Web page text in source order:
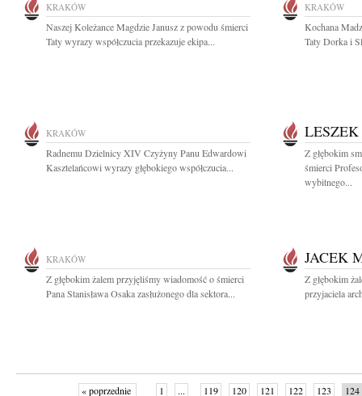
KRAKÓW
Naszej Koleżance Magdzie Janusz z powodu śmierci
Taty wyrazy współczucia przekazuje ekipa...
KRAKÓW
Kochana
Taty Dorka i
KRAKÓW
Radnemu Dzielnicy XIV Czyżyny Panu Edwardowi
Kasztelańcowi wyrazy głębokiego współczucia...
Z głębokim
śmierci
wybitnego...
KRAKÓW
Z głębokim żalem przyjęliśmy wiadomość o śmierci
Pana Stanisława Osaka zasłużonego dla sektora...
JACEK
Z głębokim
przyjaciela
« poprzednie 1 ... 119 120 121 122 123 124